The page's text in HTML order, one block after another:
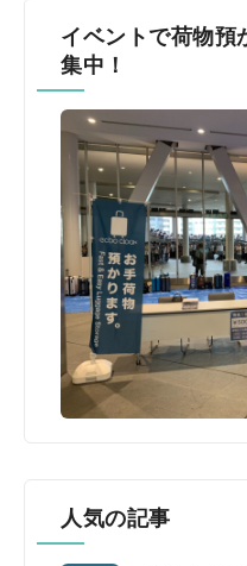
イベントで荷物預
集中！
人気の記事